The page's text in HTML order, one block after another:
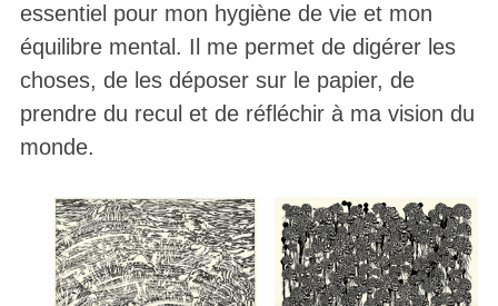
essentiel pour mon hygiène de vie et mon
équilibre mental. Il me permet de digérer les
choses, de les déposer sur le papier, de
prendre du recul et de réfléchir à ma vision du
monde.